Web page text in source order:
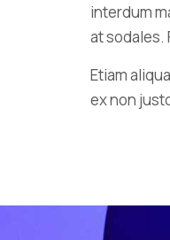
interdum
at sodales.
Etiam
ex non